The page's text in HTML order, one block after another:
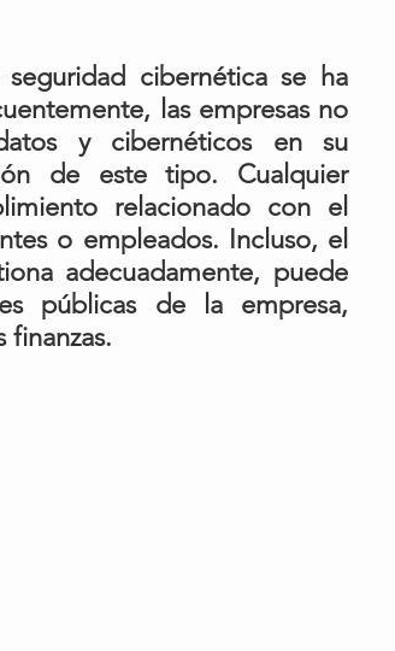
cibernética se ha
las empresas no
y cibernéticos en su
de este tipo. Cualquier
relacionado con el
o empleados. Incluso, el
adecuadamente, puede
públicas de la empresa,
finanzas.